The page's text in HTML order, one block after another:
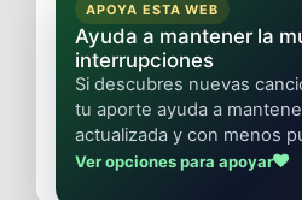
APOYA ESTA WEB
Ayuda a mantener la
interrupciones
Si descubres nuevas
tu aporte ayuda a
actualizada y con menos
Ver opciones para apoyar